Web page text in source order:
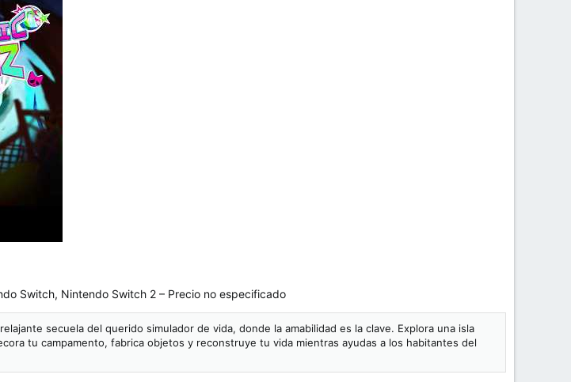
Switch, Nintendo Switch 2 – Precio no especificado
secuela del querido simulador de vida, donde la amabilidad es la clave. Explora una isla
tu campamento, fabrica objetos y reconstruye tu vida mientras ayudas a los habitantes del